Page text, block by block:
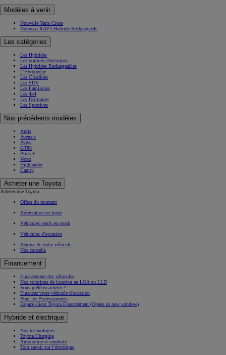
Modèles à venir
Nouvelle Yaris Cross
Nouveau RAV4 Hybride Rechargeable
Les catégories
Les Hybrides
Les voitures électriques
Les Hybrides Rechargeables
L'Hydrogène
Les Citadines
Les SUV
Les Familiales
Les 4x4
Les Utilitaires
Les Sportives
Nos précédents modèles
Auris
Avensis
Aygo
GT86
Prius +
Verso
Highlander
Camry
Acheter une Toyota
Acheter une Toyota
Offres du moment
Réservation en ligne
Véhicules neufs en stock
Véhicules d'occasion
Reprise de votre véhicule
Nos conseils
Financement
Financement des véhicules
Nos solutions de location en LOA ou LLD
Vous préférez acheter ?
Financez votre véhicule d'occasion
Pour les Professionnels
Espace client Toyota Financement (Opens in new window)
Hybride et électrique
Nos technologies
Toyota Charging
Autonomie et conduite
Tout savoir sur l’électrique